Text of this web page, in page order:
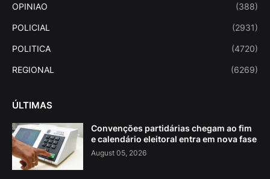
OPINIAO (388)
POLICIAL (2931)
POLITICA (4720)
REGIONAL (6269)
ÚLTIMAS
Convenções partidárias chegam ao fim
e calendário eleitoral entra em nova fase
August 05, 2026